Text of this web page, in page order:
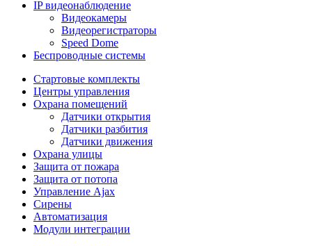
IP видеонаблюдение
Видеокамеры
Видеорегистраторы
Speed Dome
Беспроводные системы
Стартовые комплекты
Центры управления
Охрана помещений
Датчики открытия
Датчики разбития
Датчики движения
Охрана улицы
Защита от пожара
Защита от потопа
Управление Ajax
Сирены
Автоматизация
Модули интеграции